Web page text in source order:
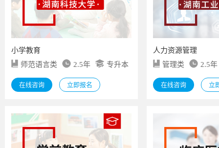
小学教育
师范语言类
2.5年 专升本
在线咨询 立即报名
人力资源管理
管理类
2.5年
在线咨询 立